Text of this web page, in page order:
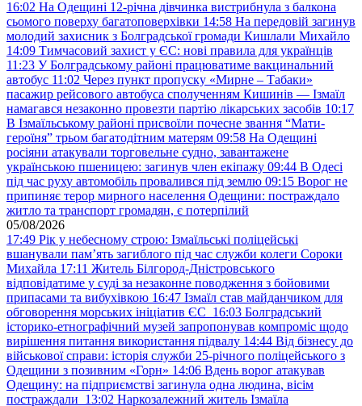
16:02 На Одещині 12-річна дівчинка вистрибнула з балкона
сьомого поверху багатоповерхівки 14:58 На передовій загинув
молодий захисник з Болградської громади Кишлали Михайло
14:09 Тимчасовий захист у ЄС: нові правила для українців
11:23 У Болградському районі працюватиме вакцинальний
автобус 11:02 Через пункт пропуску «Мирне – Табаки»
пасажир рейсового автобуса сполученням Кишинів — Ізмаїл
намагався незаконно провезти партію лікарських засобів 10:17
В Ізмаїльському районі присвоїли почесне звання “Мати-
героїня” трьом багатодітним матерям 09:58 На Одещині
росіяни атакували торговельне судно, завантажене
українською пшеницею: загинув член екіпажу 09:44 В Одесі
під час руху автомобіль провалився під землю 09:15 Ворог не
припиняє терор мирного населення Одещини: постраждало
житло та транспорт громадян, є потерпілий
05/08/2026
17:49 Рік у небесному строю: Ізмаїльські поліцейські
вшанували пам’ять загиблого під час служби колеги Сороки
Михайла 17:11 Житель Білгород-Дністровського
відповідатиме у суді за незаконне поводження з бойовими
припасами та вибухівкою 16:47 Ізмаїл став майданчиком для
обговорення морських ініціатив ЄС 16:03 Болградський
історико-етнографічний музей запропонував компроміс щодо
вирішення питання використання підвалу 14:44 Від бізнесу до
військової справи: історія служби 25-річного поліцейського з
Одещини з позивним «Горн» 14:06 Вдень ворог атакував
Одещину: на підприємстві загинула одна людина, вісім
постраждали 13:02 Наркозалежний житель Ізмаїла